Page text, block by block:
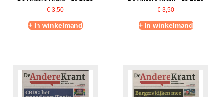
€ 3,50
+ In winkelmand
€ 3,50
+ In winkelmand